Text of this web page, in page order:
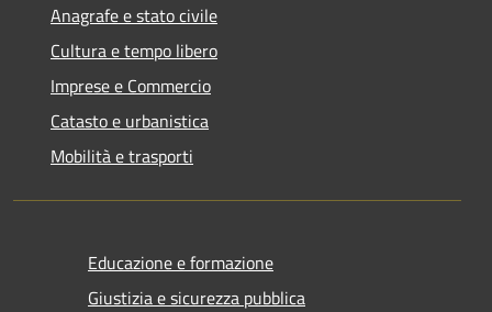
Anagrafe e stato civile
Cultura e tempo libero
Imprese e Commercio
Catasto e urbanistica
Mobilità e trasporti
Educazione e formazione
Giustizia e sicurezza pubblica